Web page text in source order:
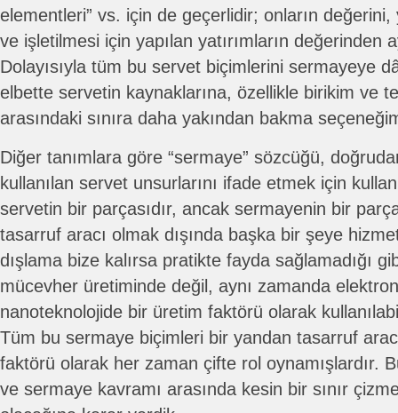
elementleri” vs. için de geçerlidir; onların
ve işletilmesi için yapılan yatırımların değerinden
Dolayısıyla tüm bu servet biçimlerini sermayeye
elbette servetin kaynaklarına, özellikle birikim ve
arasındaki sınıra daha yakından bakma
Diğer tanımlara göre “sermaye” sözcüğü,
kullanılan servet unsurlarını ifade etmek için
servetin bir parçasıdır, ancak sermayenin bir
tasarruf aracı olmak dışında başka bir şeye
dışlama bize kalırsa pratikte fayda sağlamadığı
mücevher üretiminde değil, aynı zamanda
nanoteknolojide bir üretim faktörü olarak
Tüm bu sermaye biçimleri bir yandan tasarruf
faktörü olarak her zaman çifte rol oynamışlardır.
ve sermaye kavramı arasında kesin bir sınır